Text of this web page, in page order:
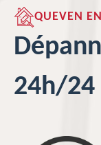
QUEVEN
24h/